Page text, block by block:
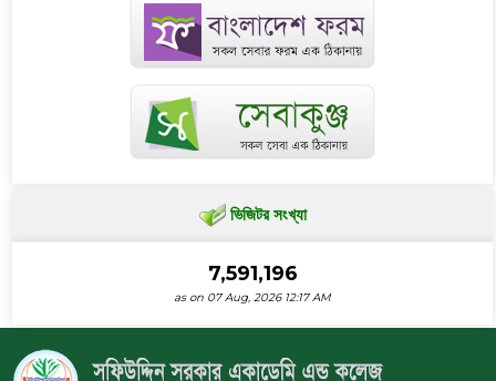
ভিজিটর সংখ্যা
7,591,196
as on 07 Aug, 2026 12:17 AM